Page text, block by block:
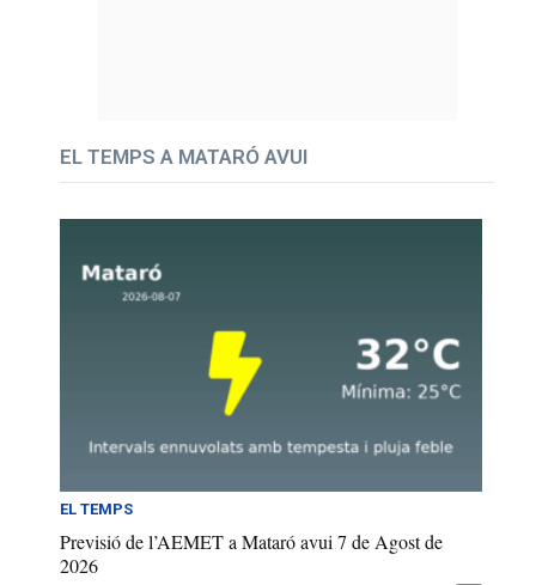
EL TEMPS A MATARÓ AVUI
EL TEMPS
Previsió de l’AEMET a Mataró avui 7 de Agost de
2026